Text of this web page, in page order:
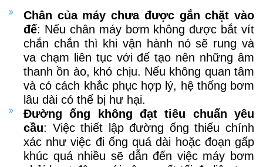
Chân của máy chưa được gắn chặt vào
đế: Nếu chân máy bơm không được bắt vít
chắn chắn thì khi vận hành nó sẽ rung và
va chạm liên tục với đế tạo nên những âm
thanh ồn ào, khó chịu. Nếu không quan tâm
và có cách khắc phục hợp lý, hệ thống bơm
lâu dài có thể bị hư hại.
Đường ống không đạt tiêu chuẩn yêu
cầu: Việc thiết lập đường ống thiếu chính
xác như việc đi ống quá dài hoặc đoạn gấp
khúc quá nhiều sẽ dẫn đến việc máy bơm